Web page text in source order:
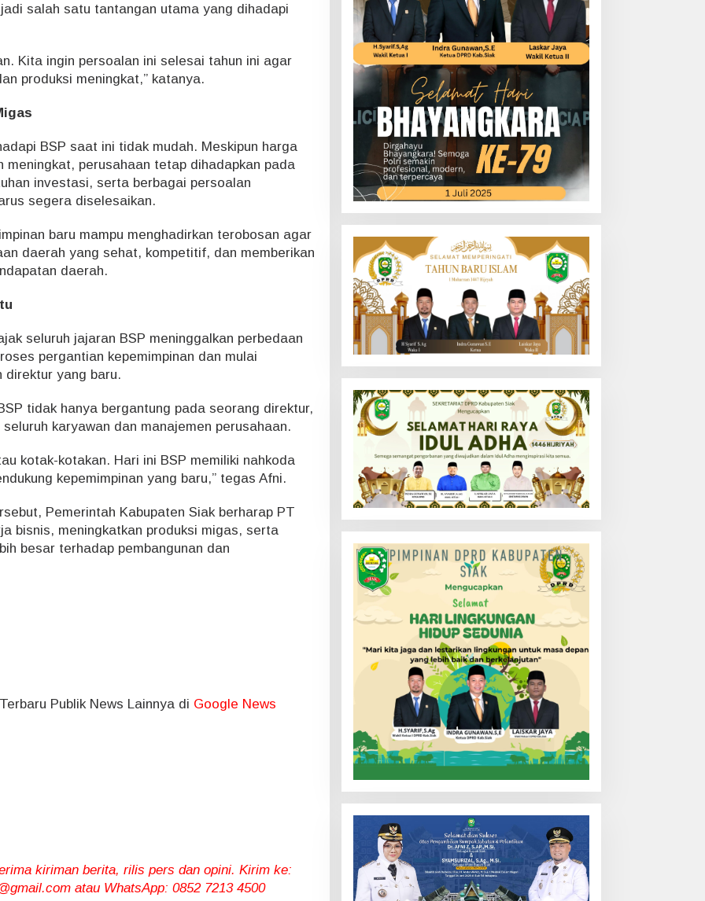
salah satu tantangan utama yang dihadapi
Kita ingin persoalan ini selesai tahun ini agar
produksi meningkat,” katanya.
BSP saat ini tidak mudah. Meskipun harga
meningkat, perusahaan tetap dihadapkan pada
investasi, serta berbagai persoalan
segera diselesaikan.
baru mampu menghadirkan terobosan agar
daerah yang sehat, kompetitif, dan memberikan
daerah.
seluruh jajaran BSP meninggalkan perbedaan
pergantian kepemimpinan dan mulai
direktur yang baru.
tidak hanya bergantung pada seorang direktur,
karyawan dan manajemen perusahaan.
kotak-kotakan. Hari ini BSP memiliki nahkoda
kepemimpinan yang baru,” tegas Afni.
Pemerintah Kabupaten Siak berharap PT
bisnis, meningkatkan produksi migas, serta
besar terhadap pembangunan dan
Publik News Lainnya di Google News
kiriman berita, rilis pers dan opini. Kirim ke:
atau WhatsApp: 0852 7213 4500